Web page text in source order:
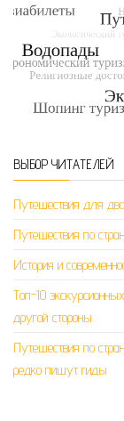
ВЫБОР ЧИТАТЕЛЕЙ
Путешествия для
Путешествия по
История и
Топ-10
другой стороны
Путешествия по
редко пишут гиды